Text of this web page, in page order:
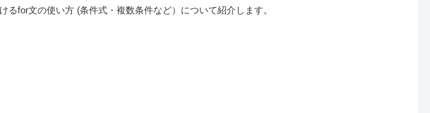
るfor文の使い方 (条件式・複数条件など）について紹介します。